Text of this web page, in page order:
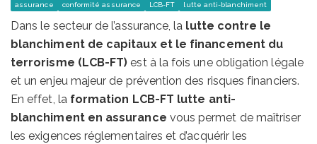
assurance conformité assurance LCB-FT lutte anti-blanchiment
Dans le secteur de l’assurance, la lutte contre le
blanchiment de capitaux et le financement du
terrorisme (LCB-FT) est à la fois une obligation légale
et un enjeu majeur de prévention des risques financiers.
En effet, la formation LCB-FT lutte anti-
blanchiment en assurance vous permet de maîtriser
les exigences réglementaires et d’acquérir les